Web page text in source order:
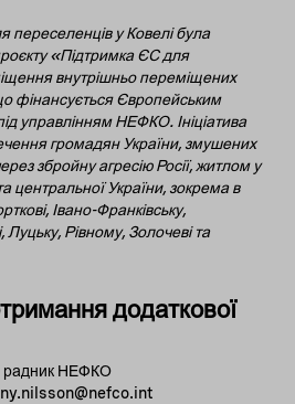
переселенців у Ковелі була
«Підтримка ЄС для
внутрішньо переміщених
фінансується Європейським
управлінням НЕФКО. Ініціатива
громадян України, змушених
збройну агресію Росії, житлом у
центральної України, зокрема в
Івано-Франківську,
Рівному, Золочеві та
додаткової
радник НЕФКО